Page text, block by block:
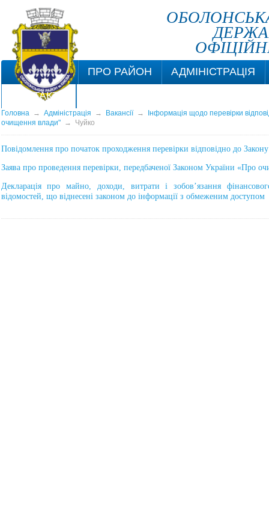
ПРО РАЙОН
АДМІНІСТРАЦІЯ
КОНТАКТИ
Головна→ Адміністрація → Вакансії→
Інформація щодо перевірки
очищення влади"→ Чуйко
Повідомлення про початок проходження перевірки відповідно до
Заява про проведення перевірки, передбаченої Законом України «Про
Декларація про майно, доходи, витрати і зобов’язання
відомостей, що віднесені законом до інформації з обмеженим доступом